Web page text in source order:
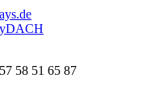
58 51 65 87